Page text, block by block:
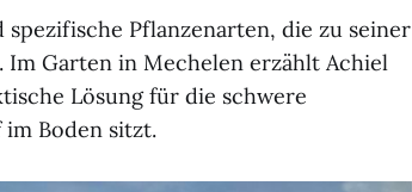
Pflanzenarten, die zu seiner
Im Garten in Mechelen erzählt Achiel
Lösung für die schwere
Boden sitzt.